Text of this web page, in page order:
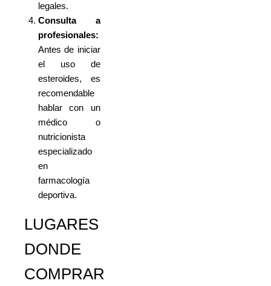
legales.
Consulta a
profesionales:
Antes de iniciar
el uso de
esteroides, es
recomendable
hablar con un
médico o
nutricionista
especializado
en
farmacología
deportiva.
LUGARES
DONDE
COMPRAR